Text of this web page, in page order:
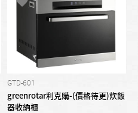
GTD-601
greenrotar利克購-(價格待更)炊飯
器收納櫃